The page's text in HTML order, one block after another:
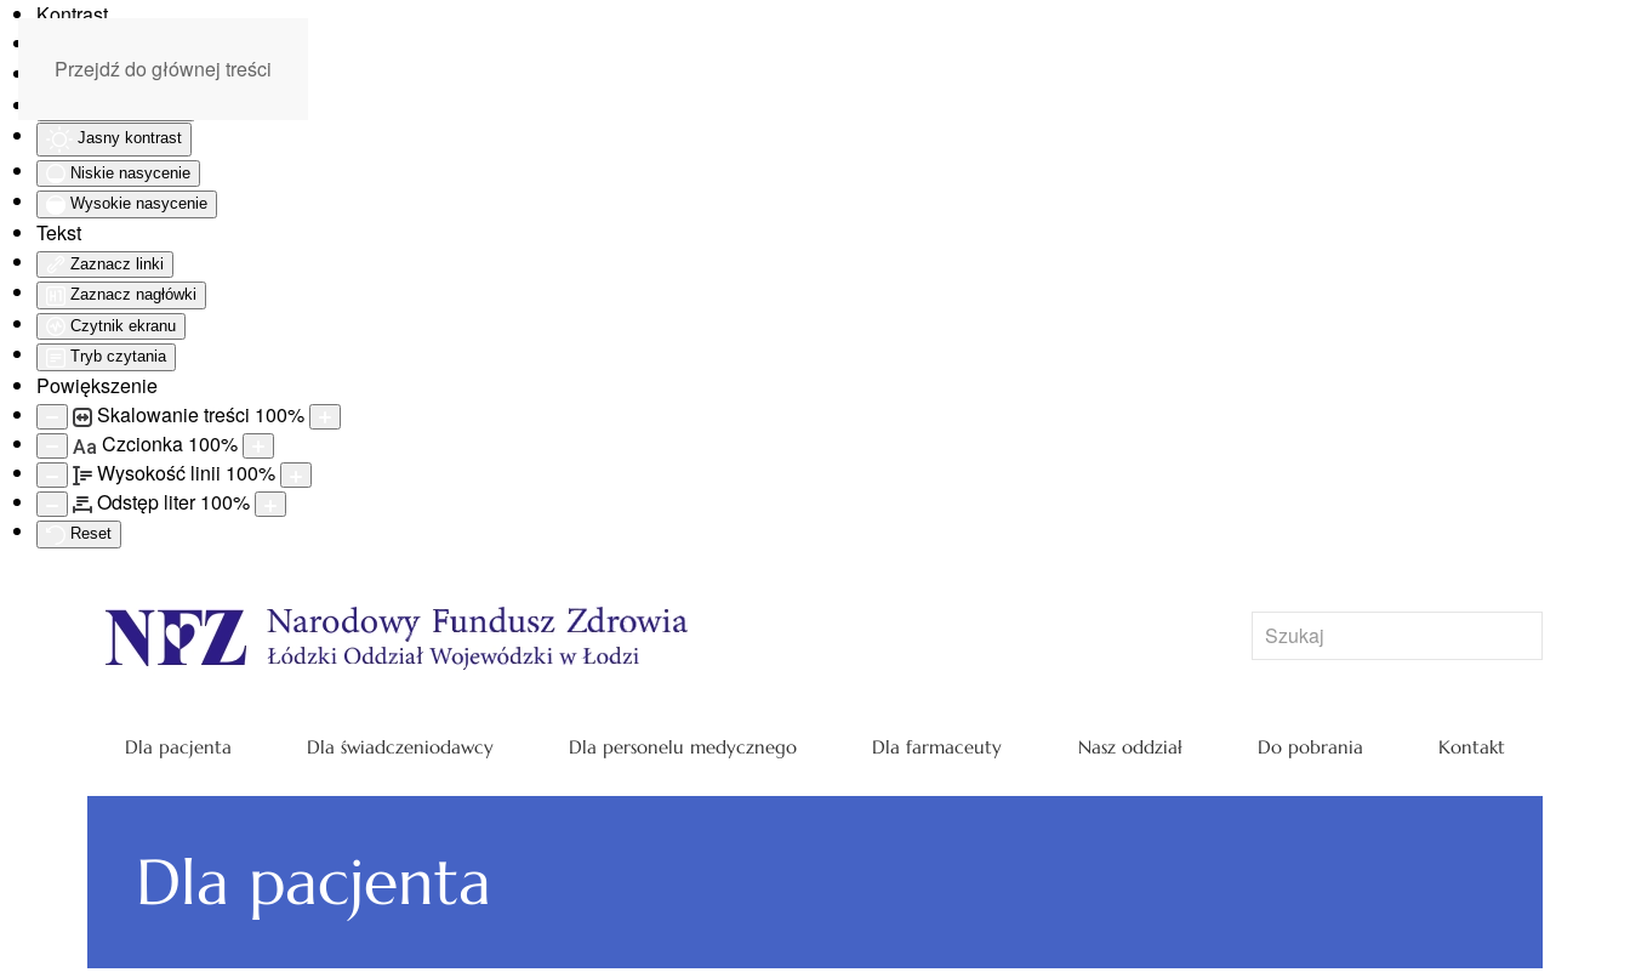
Kontrast
Monochromatyczny
Jasny kontrast
Niskie nasycenie
Wysokie nasycenie
Tekst
Zaznacz linki
Zaznacz nagłówki
Czytnik ekranu
Tryb czytania
Powiększenie
Skalowanie treści 100%
Aa Czcionka 100%
Wysokość linii 100%
Odstęp liter100%
Reset
Przejdź do głównej treści
Dla pacjenta Dla świadczeniodawcy Dla personelu medycznego Dla farmaceuty Nasz oddział Do pobrania Kontakt
Dla pacjenta